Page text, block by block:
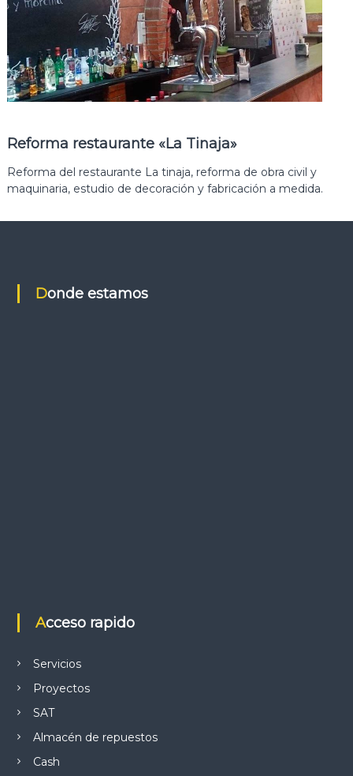
Reforma restaurante «La Tinaja»
Reforma del restaurante La tinaja, reforma de obra civil y
maquinaria, estudio de decoración y fabricación a medida.
Donde estamos
Acceso rapido
Servicios
Proyectos
SAT
Almacén de repuestos
Cash